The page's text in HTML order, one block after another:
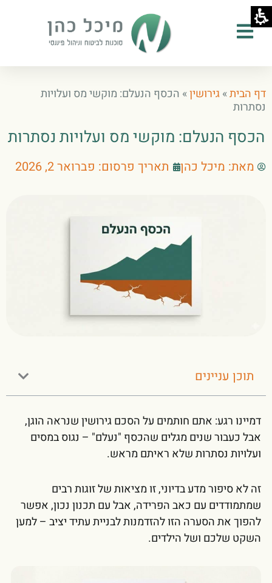
דילוג
לתוכן
דף הבית»גירושין» הכסף הנעלם: מוקשי מס ועלויות
נסתרות
הכסף הנעלם: מוקשי מס ועלויות נסתרות
מאת: מיכל כהן תאריך פרסום: פברואר 2, 2026
תוכן עניינים
דמיינו רגע: אתם חותמים על הסכם גירושין שנראה הוגן,
אבל כעבור שנים מגלים שהכסף "נעלם" – נגוס במסים
ועלויות נסתרות שלא ראיתם מראש.
זה לא סיפור מדע בדיוני, זו מציאות של זוגות רבים
שמתמודדים עם כאב הפרידה, אבל עם תכנון נכון, אפשר
להפוך את הסערה הזו להזדמנות לבניית עתיד יציב – למען
השקט שלכם ושל הילדים.